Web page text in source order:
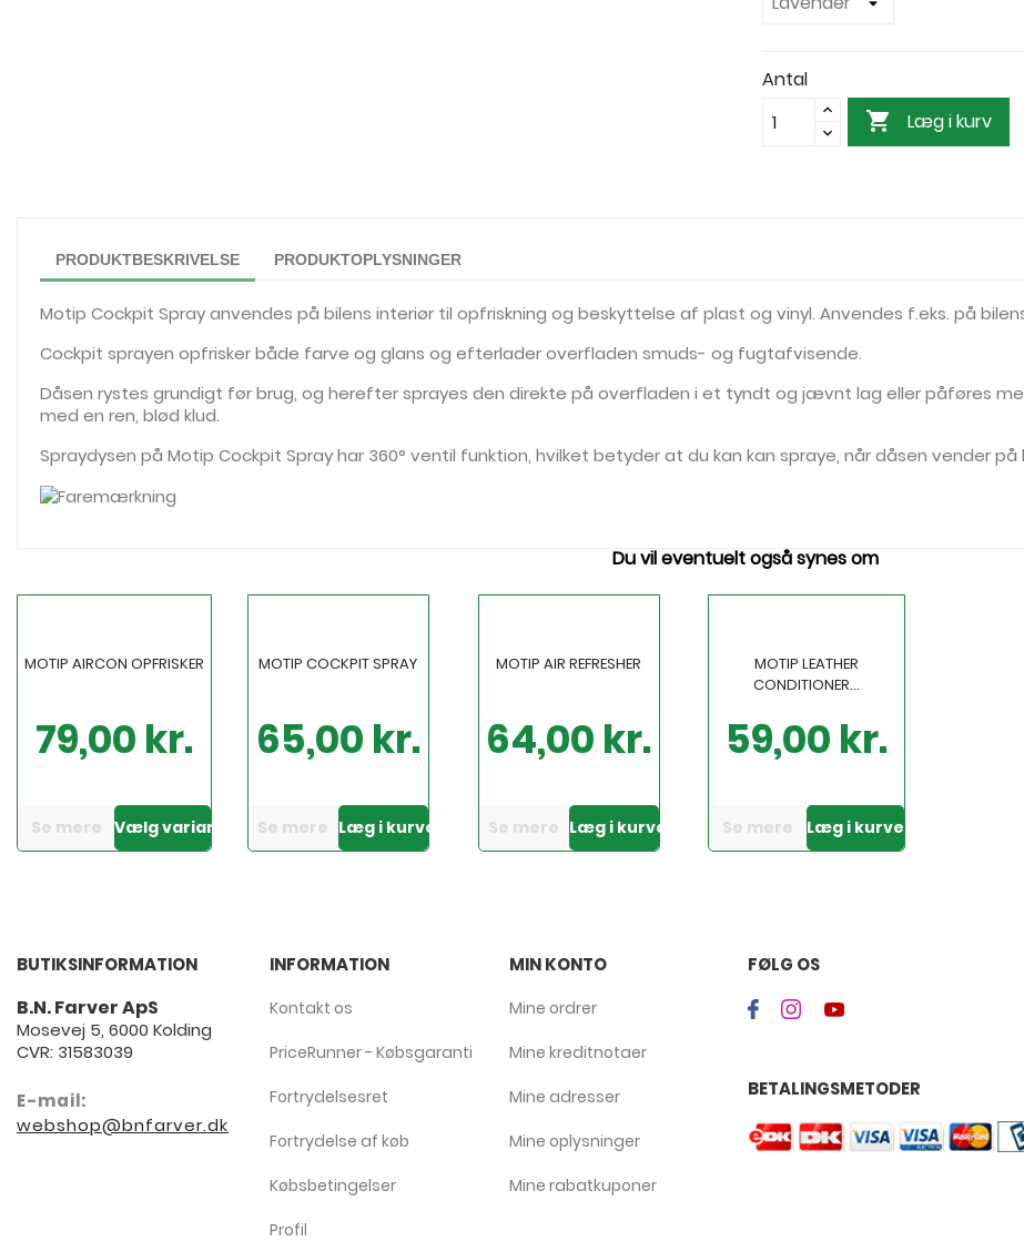
Antal
 Læg i kurv
PRODUKTBESKRIVELSE PRODUKTOPLYSNINGER
Motip Cockpit Spray anvendes på bilens interiør til opfriskning og beskyttelse af plast og vinyl. Anvendes f.eks. på
Cockpit sprayen opfrisker både farve og glans og efterlader overfladen smuds- og fugtafvisende.
Dåsen rystes grundigt før brug, og herefter sprayes den direkte på overfladen i et tyndt og jævnt lag eller påføres
med en ren, blød klud.
Spraydysen på Motip Cockpit Spray har 360° ventil funktion, hvilket betyder at du kan kan spraye, når dåsen vender
Du vil eventuelt også synes om
MOTIP AIRCON OPFRISKER
Pris79,00 kr.
Se mere Vælg variant
MOTIP COCKPIT SPRAY
Pris
65,00 kr.
Se mere Læg i kurven
MOTIP AIR REFRESHER
Pris
64,00 kr.
Se mere Læg i kurven
MOTIP LEATHER
CONDITIONER...
Pris59,00 kr.
Se mere Læg i kurven
BUTIKSINFORMATION
B.N. Farver ApS
Mosevej 5, 6000 Kolding
CVR: 31583039
E-mail:
webshop@bnfarver.dk
INFORMATION
Kontakt os
PriceRunner - Købsgaranti
Fortrydelsesret
Fortrydelse af køb
Købsbetingelser
Profil
MIN KONTO
Mine ordrer
Mine kreditnotaer
Mine adresser
Mine oplysninger
Mine rabatkuponer
FØLG OS
BETALINGSMETODER